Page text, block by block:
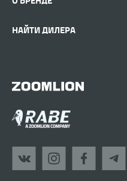
НАЙТИ ДИЛЕРА